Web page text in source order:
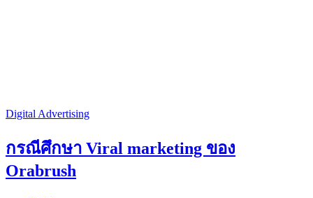
Digital Advertising
กรณีศึกษา Viral marketing ของ
Orabrush